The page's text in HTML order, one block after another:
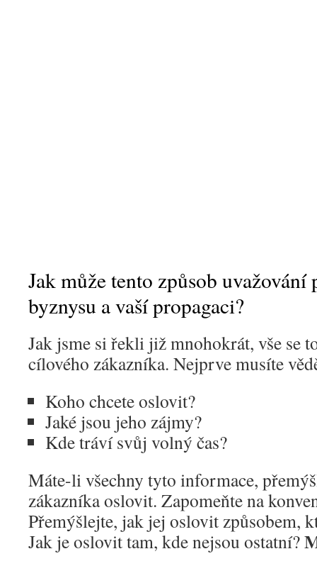
Jak může tento způsob uvažování
byznysu a vaší propagaci?
Jak jsme si řekli již mnohokrát, vše se
cílového zákazníka. Nejprve musíte
Koho chcete oslovit?
Jaké jsou jeho zájmy?
Kde tráví svůj volný čas?
Máte-li všechny tyto informace,
zákazníka oslovit. Zapomeňte na
Přemýšlejte, jak jej oslovit způsobem,
Jak je oslovit tam, kde nejsou ostatní?